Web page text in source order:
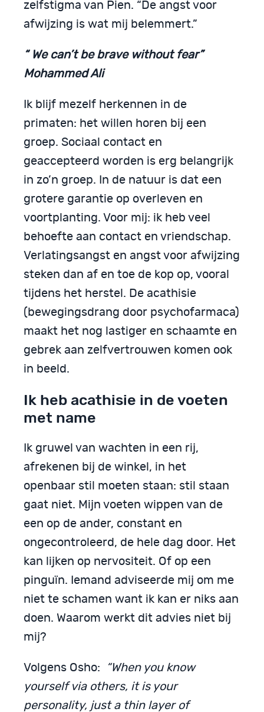
zelfstigma van Pien. “De angst voor
afwijzing is wat mij belemmert.”
“ We can’t be brave without fear”
Mohammed Ali
Ik blijf mezelf herkennen in de
primaten: het willen horen bij een
groep. Sociaal contact en
geaccepteerd worden is erg belangrijk
in zo’n groep. In de natuur is dat een
grotere garantie op overleven en
voortplanting. Voor mij: ik heb veel
behoefte aan contact en vriendschap.
Verlatingsangst en angst voor afwijzing
steken dan af en toe de kop op, vooral
tijdens het herstel. De acathisie
(bewegingsdrang door psychofarmaca)
maakt het nog lastiger en schaamte en
gebrek aan zelfvertrouwen komen ook
in beeld.
Ik heb acathisie in de voeten
met name
Ik gruwel van wachten in een rij,
afrekenen bij de winkel, in het
openbaar stil moeten staan: stil staan
gaat niet. Mijn voeten wippen van de
een op de ander, constant en
ongecontroleerd, de hele dag door. Het
kan lijken op nervositeit. Of op een
pinguïn. Iemand adviseerde mij om me
niet te schamen want ik kan er niks aan
doen. Waarom werkt dit advies niet bij
mij?
Volgens Osho: “When you know
yourself via others, it is your
personality, just a thin layer of